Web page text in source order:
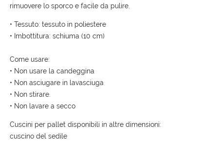
rimuovere lo sporco e facile da pulire.
• Tessuto: tessuto in poliestere
• Imbottitura: schiuma (10 cm)
Come usare:
• Non usare la candeggina
• Non asciugare in lavasciuga
• Non stirare.
• Non lavare a secco
Cuscini per pallet disponibili in altre dimensioni:
cuscino del sedile